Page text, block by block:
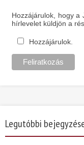
Hozzájárulok, hogy a
hírlevelet küldjön a
Hozzájárulok.
Legutóbbi